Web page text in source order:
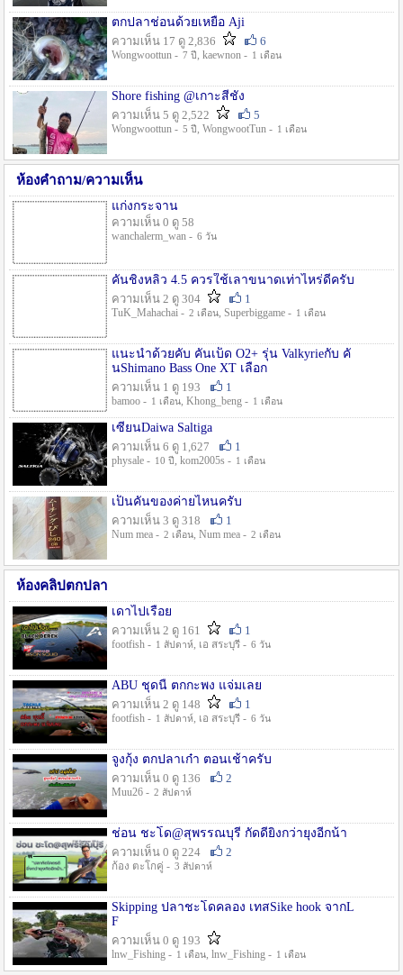
ตกปลาช่อนด้วยเหยื่อ Aji
ความเห็น 17 ดู 2,836
6
Wongwoottun - 7 ปี , kaewnon - 1 เดือน
Shore fishing @เกาะสีชัง
ความเห็น 5 ดู 2,522
5
Wongwoottun - 5 ปี , WongwootTun - 1 เดือน
ห้องคำถาม/ความเห็น
แก่งกระจาน
ความเห็น 0 ดู 58
wanchalerm_wan - 6 วัน
คันชิงหลิว 4.5 ควรใช้เลาขนาดเท่าไหร่ดีครับ
ความเห็น 2 ดู 304
1
TuK_Mahachai - 2 เดือน, Superbiggame - 1 เดือน
แนะนำด้วยคับ คันเบ็ด O2+ รุ่น Valkyrieกับ คั
นShimano Bass One XT เลือก
ความเห็น 1 ดู 193
1
bamoo - 1 เดือน, Khong_beng - 1 เดือน
เซียนDaiwa Saltiga
ความเห็น 6 ดู 1,627
1
physale - 10 ปี , kom2005s - 1 เดือน
เป็นคันของค่ายไหนครับ
ความเห็น 3 ดู 318
1
Num mea - 2 เดือน, Num mea - 2 เดือน
ห้องคลิปตกปลา
เดาไปเรื่อย
ความเห็น 2 ดู 161
1
footfish - 1 สัปดาห์, เอ สระบุรี - 6 วัน
ABU ชุดนี้ ตกกะพง แจ่มเลย
ความเห็น 2 ดู 148
1
footfish - 1 สัปดาห์, เอ สระบุรี - 6 วัน
จูงกุ้ง ตกปลาเก๋า ตอนเช้าครับ
ความเห็น 0 ดู 136
2
Muu26 - 2 สัปดาห์
ช่อน ชะโด@สุพรรณบุรี กัดดียิ่งกว่ายุงอีกน้า
ความเห็น 0 ดู 224
2
ก้อง ตะโกคู่ - 3 สัปดาห์
Skipping ปลาชะโดคลอง เทสSike hook จากL
F
ความเห็น 0 ดู 193
lnw_Fishing - 1 เดือน, lnw_Fishing - 1 เดือน